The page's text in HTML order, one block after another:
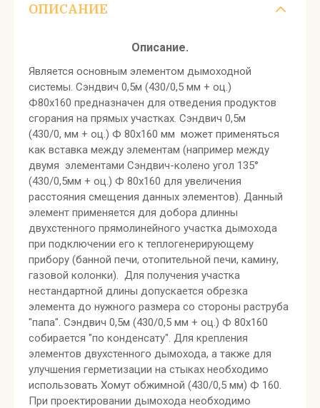
ОПИСАНИЕ
Описание.
Является основным элементом дымоходной
системы. Сэндвич 0,5м (430/0,5 мм + оц.)
Ф80х160 предназначен для отведения продуктов
сгорания на прямых участках. Сэндвич 0,5м
(430/0, мм + оц.) Ф 80х160 мм может применяться
как вставка между элементам (например между
двумя элементами Сэндвич-колено угол 135°
(430/0,5мм + оц.) Ф 80х160 для увеличения
расстояния смещения данных элементов). Данный
элемент применяется для добора длинны
двухстенного прямолинейного участка дымохода
при подключении его к теплогенерирующему
прибору (банной печи, отопительной печи, камину,
газовой колонки). Для получения участка
нестандартной длины допускается обрезка
элемента до нужного размера со стороны раструба
"папа". Сэндвич 0,5м (430/0,5 мм + оц.) Ф 80х160
собирается "по конденсату". Для крепления
элементов двухстенного дымохода, а также для
улучшения герметизации на стыках необходимо
использовать Хомут обжимной (430/0,5 мм) Ф 160.
При проектировании дымохода необходимо